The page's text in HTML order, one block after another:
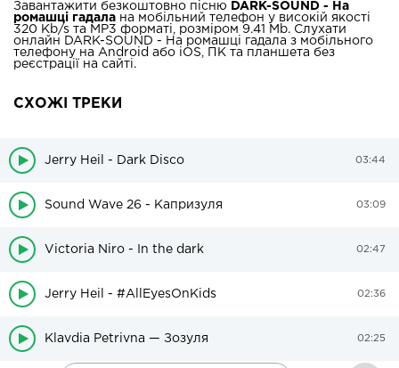
Завантажити безкоштовно пісню
DARK-SOUND - На
ромашці гадала на мобільний телефон у високій якості
320 Kb/s та MP3 форматі, розміром 9.41 Mb. Слухати
онлайн DARK-SOUND - На ромашці гадала з мобільного
телефону на Android або iOS, ПК та планшета без
реєстрації на сайті.
СХОЖІ ТРЕКИ
Jerry Heil - Dark Disco 03:44
Sound Wave 26 - Капризуля 03:09
Victoria Niro - In the dark 02:47
Jerry Heil - #AllEyesOnKids 02:36
Klavdia Petrivna — Зозуля 02:25